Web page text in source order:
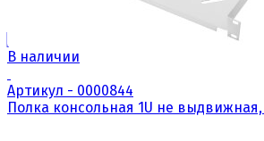
В наличии
Артикул - 0000844
Полка консольная 1U не